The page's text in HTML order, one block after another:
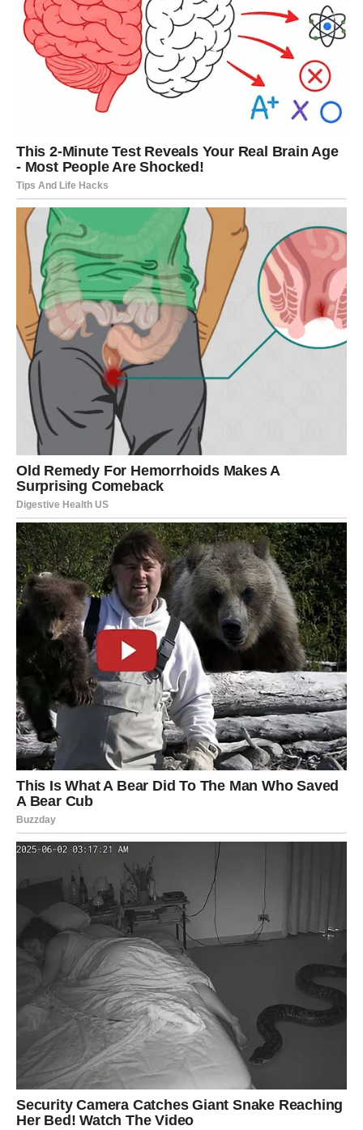
Jedna osoba pokazaće koliko joj značite.
Poruka zvijezda
ŠKORPIJA
Nova prilika briše stare dileme
Škorpije će napraviti važan korak koji će pozitivno uticati
na njihovu budućnost.
Vrijeme je za novi početak.
Poruka zvijezda
Vjerujte svojoj intuiciji.
STRIJELAC
ONO ŠTO DOLAZI PREVAZILAZI VAŠA
OČEKIVANJA
Strijelčevi ulaze u period u kojem će se niz pozitivnih
događaja odvijati mnogo brže nego što su planirali.
Poslovni napredak, korisna poznanstva ili važna životna
odluka mogli bi otvoriti vrata uspjeha kakvom ste se dugo
nadali. Upravo zato ćete imati osjećaj da se sve konačno
slaže na svoje mjesto.
Poruka zvijezda
Ne plašite se velikih snova.
JARAC
Stabilnost donosi novu snagu
Jarčevi će uspjeti uskladiti poslovne i privatne obaveze.